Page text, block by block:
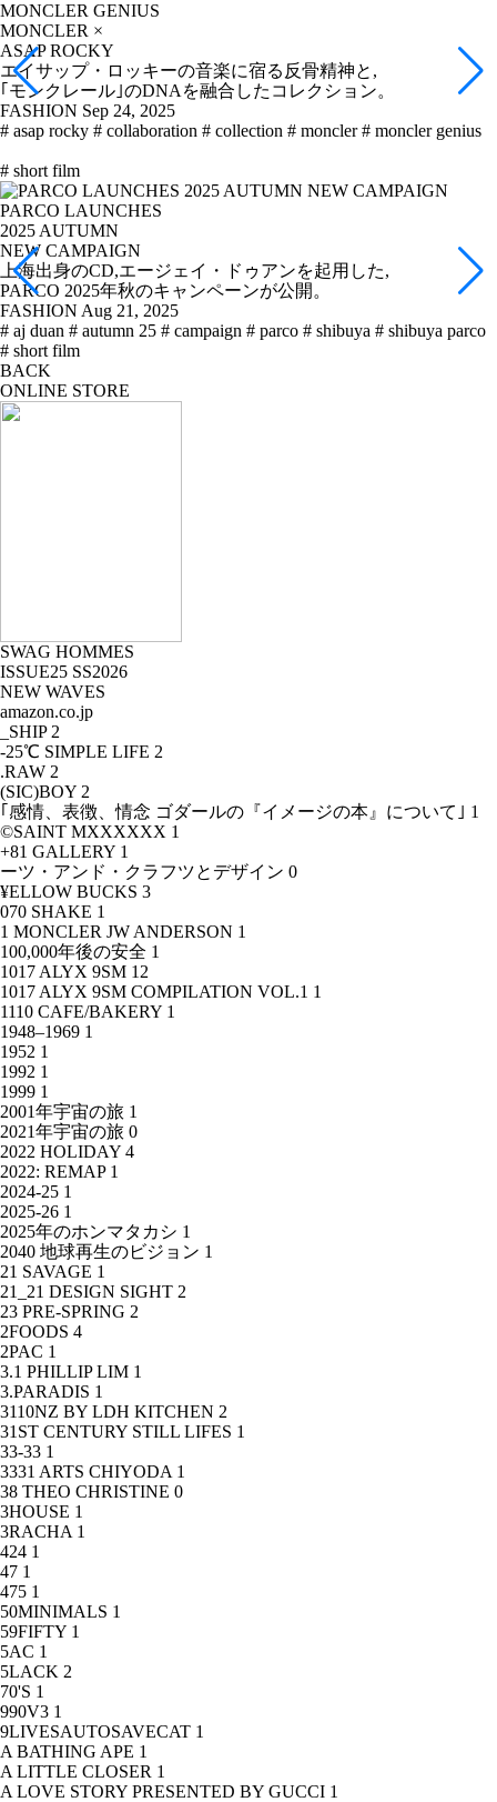
MONCLER GENIUS
MONCLER ×
ASAP ROCKY
エイサップ・ロッキーの音楽に宿る反骨精神と,
｢モンクレール｣のDNAを融合したコレクション。
FASHION Sep 24, 2025
# asap rocky # collaboration # collection # moncler # moncler genius
# short film
PARCO LAUNCHES
2025 AUTUMN
NEW CAMPAIGN
上海出身のCD,エージェイ・ドゥアンを起用した,
PARCO 2025年秋のキャンペーンが公開。
FASHION Aug 21, 2025
# aj duan # autumn 25 # campaign # parco # shibuya # shibuya parco
# short film
BACK
ONLINE STORE
SWAG HOMMES
ISSUE25 SS2026
NEW WAVES
amazon.co.jp
_SHIP 2
-25℃ SIMPLE LIFE 2
.RAW 2
(SIC)BOY 2
｢感情、表徴、情念 ゴダールの『イメージの本』について｣ 1
©SAINT MXXXXXX 1
+81 GALLERY 1
ーツ・アンド・クラフツとデザイン 0
¥ELLOW BUCKS 3
070 SHAKE 1
1 MONCLER JW ANDERSON 1
100,000年後の安全 1
1017 ALYX 9SM 12
1017 ALYX 9SM COMPILATION VOL.1 1
1110 CAFE/BAKERY 1
1948–1969 1
1952 1
1992 1
1999 1
2001年宇宙の旅 1
2021年宇宙の旅 0
2022 HOLIDAY 4
2022: REMAP 1
2024-25 1
2025-26 1
2025年のホンマタカシ 1
2040 地球再生のビジョン 1
21 SAVAGE 1
21_21 DESIGN SIGHT 2
23 PRE-SPRING 2
2FOODS 4
2PAC 1
3.1 PHILLIP LIM 1
3.PARADIS 1
3110NZ BY LDH KITCHEN 2
31ST CENTURY STILL LIFES 1
33-33 1
3331 ARTS CHIYODA 1
38 THEO CHRISTINE 0
3HOUSE 1
3RACHA 1
424 1
47 1
475 1
50MINIMALS 1
59FIFTY 1
5AC 1
5LACK 2
70'S 1
990V3 1
9LIVESAUTOSAVECAT 1
A BATHING APE 1
A LITTLE CLOSER 1
A LOVE STORY PRESENTED BY GUCCI 1